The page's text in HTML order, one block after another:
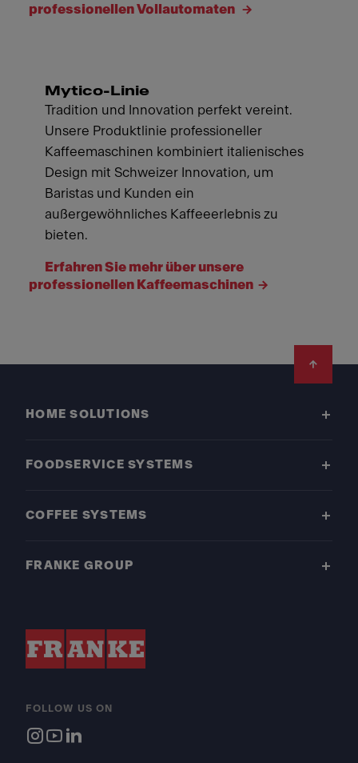
professionellen Vollautomaten
Mytico-Linie
Tradition und Innovation perfekt vereint.
Unsere Produktlinie professioneller
Kaffeemaschinen kombiniert italienisches
Design mit Schweizer Innovation, um
Baristas und Kunden ein
außergewöhnliches Kaffeeerlebnis zu
bieten.
Erfahren Sie mehr über unsere
professionellen Kaffeemaschinen
HOME SOLUTIONS
FOODSERVICE SYSTEMS
COFFEE SYSTEMS
FRANKE GROUP
FOLLOW US ON